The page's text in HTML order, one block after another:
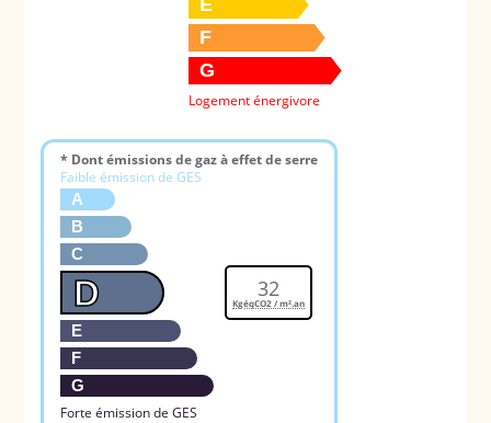
F
G
Logement énergivore
* Dont émissions de gaz à effet de serre
Faible émission de GES
A
B
C
D
E
F
G
Forte émission de GES
32
KgéqCO2 / m².an